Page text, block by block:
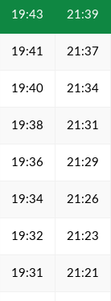
19:43 21:39
19:41 21:37
19:40 21:34
19:38 21:31
19:36 21:29
19:34 21:26
19:32 21:23
19:31 21:21